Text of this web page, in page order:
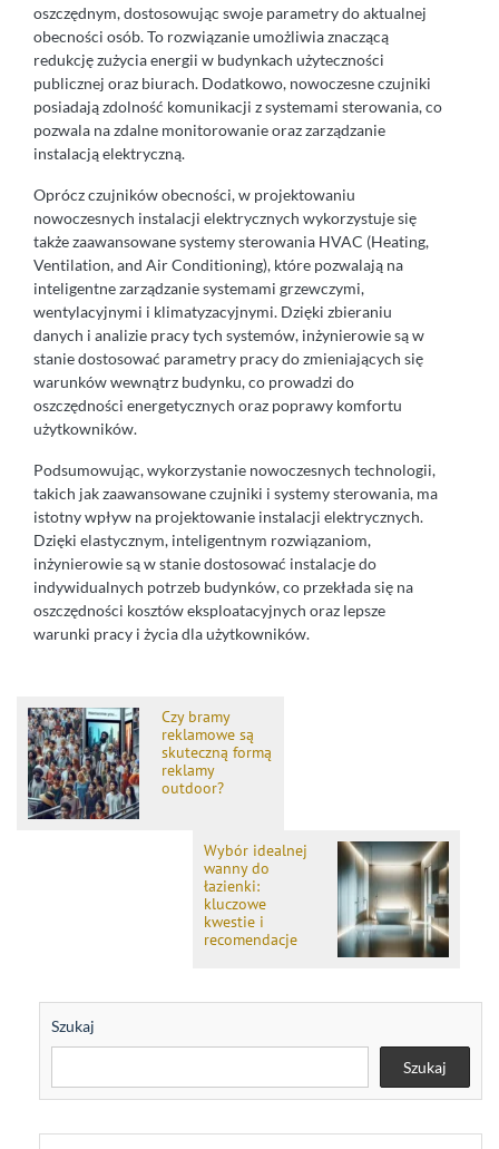
oszczędnym, dostosowując swoje parametry do aktualnej
obecności osób. To rozwiązanie umożliwia znaczącą
redukcję zużycia energii w budynkach użyteczności
publicznej oraz biurach. Dodatkowo, nowoczesne czujniki
posiadają zdolność komunikacji z systemami sterowania, co
pozwala na zdalne monitorowanie oraz zarządzanie
instalacją elektryczną.
Oprócz czujników obecności, w projektowaniu
nowoczesnych instalacji elektrycznych wykorzystuje się
także zaawansowane systemy sterowania HVAC (Heating,
Ventilation, and Air Conditioning), które pozwalają na
inteligentne zarządzanie systemami grzewczymi,
wentylacyjnymi i klimatyzacyjnymi. Dzięki zbieraniu
danych i analizie pracy tych systemów, inżynierowie są w
stanie dostosować parametry pracy do zmieniających się
warunków wewnątrz budynku, co prowadzi do
oszczędności energetycznych oraz poprawy komfortu
użytkowników.
Podsumowując, wykorzystanie nowoczesnych technologii,
takich jak zaawansowane czujniki i systemy sterowania, ma
istotny wpływ na projektowanie instalacji elektrycznych.
Dzięki elastycznym, inteligentnym rozwiązaniom,
inżynierowie są w stanie dostosować instalacje do
indywidualnych potrzeb budynków, co przekłada się na
oszczędności kosztów eksploatacyjnych oraz lepsze
warunki pracy i życia dla użytkowników.
Czy bramy
reklamowe są
skuteczną formą
reklamy
outdoor?
Wybór idealnej
wanny do
łazienki:
kluczowe
kwestie i
recomendacje
Szukaj
Szukaj